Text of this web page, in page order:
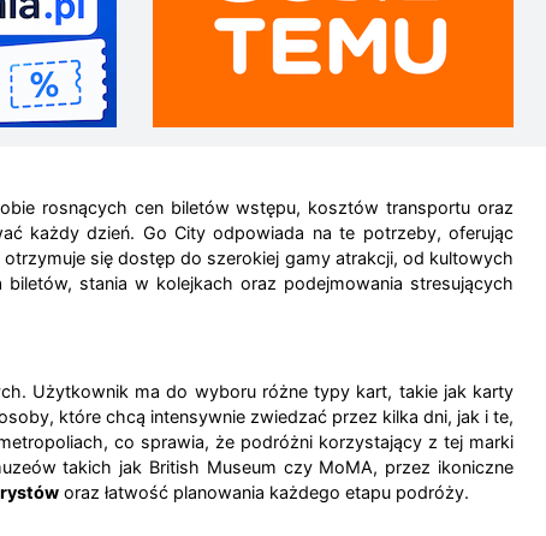
rosnących cen biletów wstępu, kosztów transportu oraz
każdy dzień. Go City odpowiada na te potrzeby, oferując
się dostęp do szerokiej gamy atrakcji, od kultowych
stania w kolejkach oraz podejmowania stresujących
Użytkownik ma do wyboru różne typy kart, takie jak karty
które chcą intensywnie zwiedzać przez kilka dni, jak i te,
co sprawia, że podróżni korzystający z tej marki
takich jak British Museum czy MoMA, przez ikoniczne
oraz łatwość planowania każdego etapu podróży.